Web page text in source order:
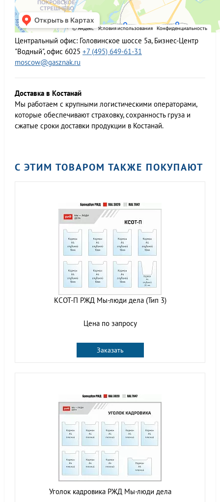
Центральный офис: Головинское шоссе 5а, Бизнес-Центр
"Водный", офис 6025 +7 (495) 649-61-31
moscow@gasznak.ru
Доставка в Костанай
Мы работаем c крупными логистическими операторами,
которые обеспечивают страховку, сохранность груза и
сжатые сроки доставки продукции в Костанай.
С ЭТИМ ТОВАРОМ ТАКЖЕ ПОКУПАЮТ
КСОТ-П РЖД Мы-люди дела (Тип 3)
Цена по запросу
Заказать
Уголок кадровика РЖД Мы-люди дела